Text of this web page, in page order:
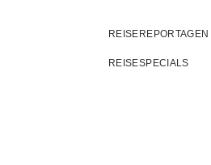
REISEREPORTAGEN
REISESPECIALS